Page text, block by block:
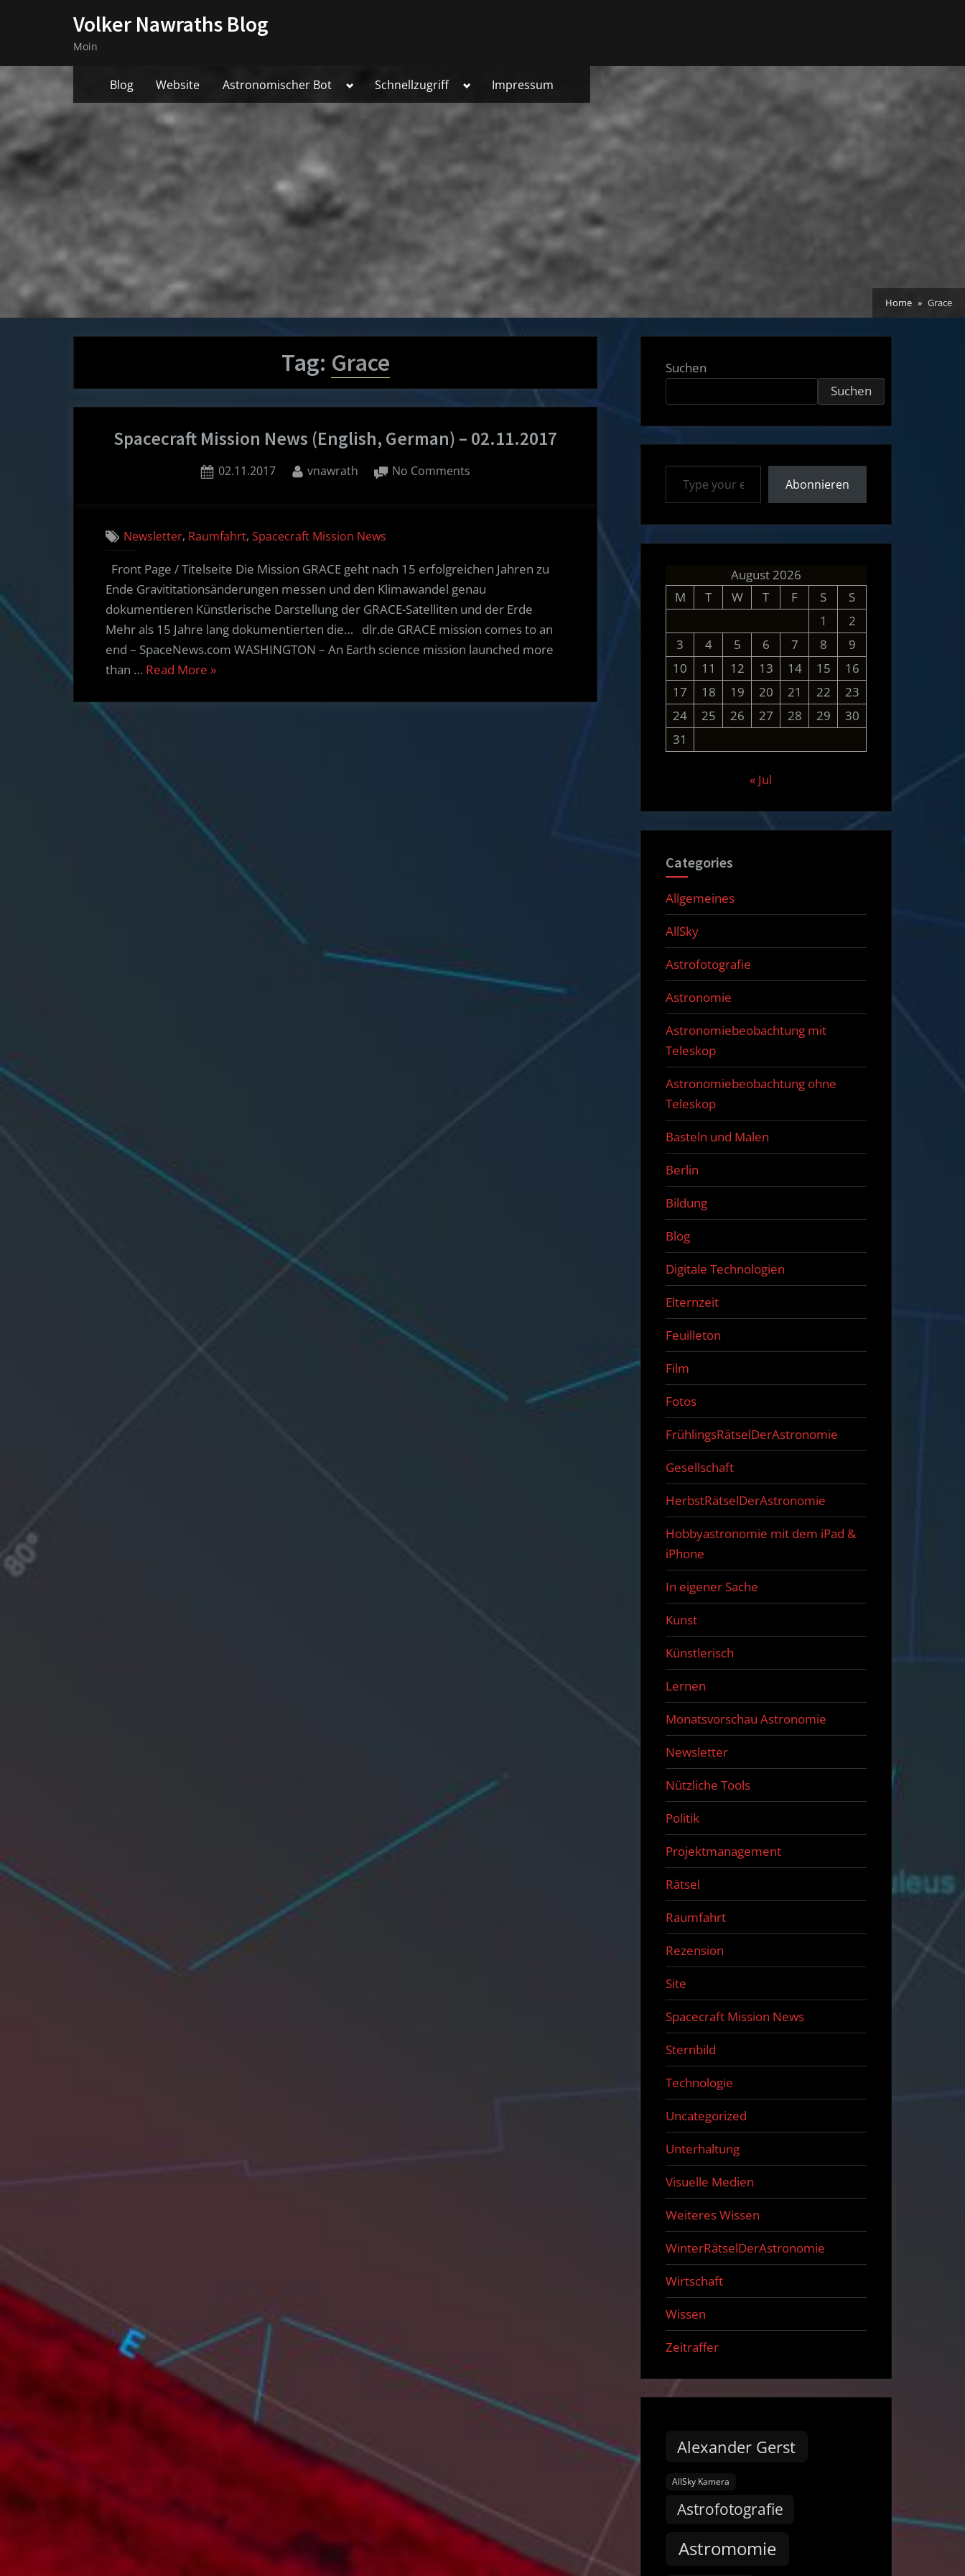
Volker Nawraths Blog
Moin
Blog Website Astronomischer Bot Toggle
menu
Schnellzugriff Toggle
menu
Impressum
Home Grace
Tag: Grace
Spacecraft Mission News (English, German) – 02.11.2017
Posted
02.11.2017 By
vnawrath No Comments
German)
–
02.11.2017
Newsletter, Raumfahrt,Spacecraft Mission News
Front Page / Titelseite Die Mission GRACE geht nach 15 erfolgreichen Jahren zu
Ende Gravititationsänderungen messen und den Klimawandel genau
dokumentieren Künstlerische Darstellung der GRACE-Satelliten und der Erde
Mehr als 15 Jahre lang dokumentierten die… dlr.de GRACE mission comes to an
end – SpaceNews.com WASHINGTON – An Earth science mission launched more
than … Read More “Spacecraft
»
Suchen
Suchen
Type your email…
Abonnieren
August 2026
M
T W T F S
S
1
2
3
4 5 6 7 8
9
10
11 12 13 14 15
16
17
18 19 20 21 22
23
24
25 26 27 28 29
30
31
« Jul
Categories
Allgemeines
AllSky
Astrofotografie
Astronomie
Astronomiebeobachtung mit
Teleskop
Astronomiebeobachtung ohne
Teleskop
Basteln und Malen
Berlin
Bildung
Blog
Digitale Technologien
Elternzeit
Feuilleton
Film
Fotos
FrühlingsRätselDerAstronomie
Gesellschaft
HerbstRätselDerAstronomie
Hobbyastronomie mit dem iPad &
iPhone
In eigener Sache
Kunst
Künstlerisch
Lernen
Monatsvorschau Astronomie
Newsletter
Nützliche Tools
Politik
Projektmanagement
Rätsel
Raumfahrt
Rezension
Site
Spacecraft Mission News
Sternbild
Technologie
Uncategorized
Unterhaltung
Visuelle Medien
Weiteres Wissen
WinterRätselDerAstronomie
Wirtschaft
Wissen
Zeitraffer
Alexander Gerst
AllSky Kamera
Astrofotografie
Astromomie